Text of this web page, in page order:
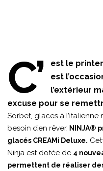
C’
est le
est
l’extérieur
excuse pour se
Sorbet, glaces à
besoin d’en rêver, NINJA®
glacés CREAMi Deluxe.
Ninja est dotée de 4
permettent de réaliser